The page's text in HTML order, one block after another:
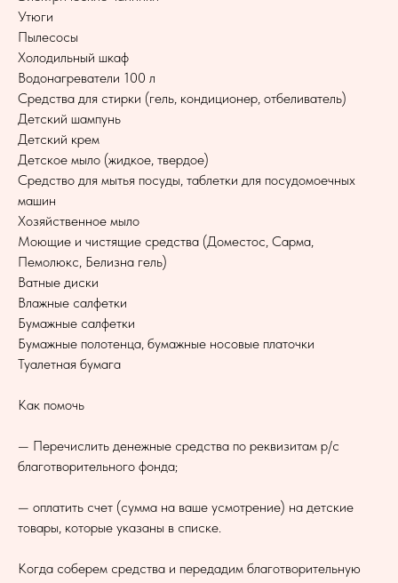
Утюги
Пылесосы
Холодильный шкаф
Водонагреватели 100 л
Средства для стирки (гель, кондиционер, отбеливатель)
Детский шампунь
Детский крем
Детское мыло (жидкое, твердое)
Средство для мытья посуды, таблетки для посудомоечных
машин
Хозяйственное мыло
Моющие и чистящие средства (Доместос, Сарма,
Пемолюкс, Белизна гель)
Ватные диски
Влажные салфетки
Бумажные салфетки
Бумажные полотенца, бумажные носовые платочки
Туалетная бумага
Как помочь
— Перечислить денежные средства по реквизитам р/с
благотворительного фонда;
— оплатить счет (сумма на ваше усмотрение) на детские
товары, которые указаны в списке.
Когда соберем средства и передадим благотворительную